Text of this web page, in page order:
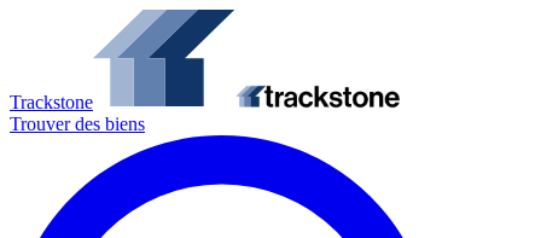
Trackstone
Trouver des biens